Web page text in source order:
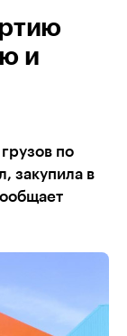
и
по
закупила в